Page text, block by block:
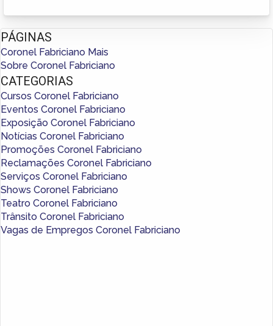
PÁGINAS
Coronel Fabriciano Mais
Sobre Coronel Fabriciano
CATEGORIAS
Cursos Coronel Fabriciano
Eventos Coronel Fabriciano
Exposição Coronel Fabriciano
Notícias Coronel Fabriciano
Promoções Coronel Fabriciano
Reclamações Coronel Fabriciano
Serviços Coronel Fabriciano
Shows Coronel Fabriciano
Teatro Coronel Fabriciano
Trânsito Coronel Fabriciano
Vagas de Empregos Coronel Fabriciano